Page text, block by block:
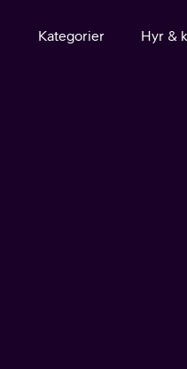
Kategorier Hyr &